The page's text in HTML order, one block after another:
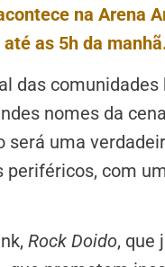
na Arena
as 5h da
das comunidades
nomes da
uma
periféricos, com
Rock Doido, que